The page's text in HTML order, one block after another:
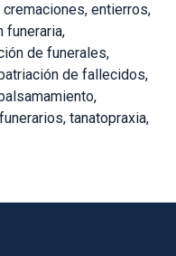
entierros,
funeraria,
de funerales,
de fallecidos,
tanatopraxia,